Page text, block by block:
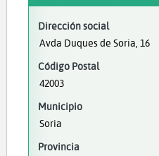
Dirección social
Avda Duques de Soria, 16
Código Postal
42003
Municipio
Soria
Provincia